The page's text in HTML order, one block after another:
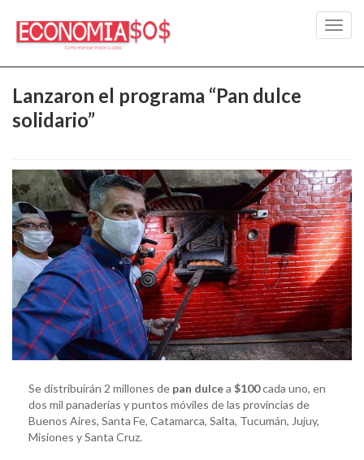
Lanzaron el programa “Pan dulce
solidario”
Se distribuirán 2 millones de pan dulcea $100cada uno, en
dos mil panaderías y puntos móviles de las provincias de
Buenos Aires, Santa Fe, Catamarca, Salta, Tucumán, Jujuy,
Misiones y Santa Cruz.